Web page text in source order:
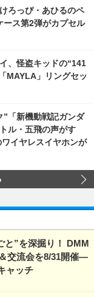
ろっぴ・あひるのペ
ース第2弾がカプセル
、怪盗キッドの“141
MAYLA」リングセッ
”「新機動戦記ガンダ
ル・五飛の声がす
イヤレスイヤホンが
と”を深掘り！ DMM
交流会を8/31開催―
ャッチ